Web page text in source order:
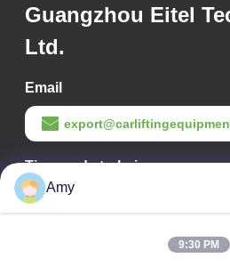
Guangzhou Eitel
Ltd.
Email
Tiempo de trabajo
09:00-18:00
Amy
9:30 PM